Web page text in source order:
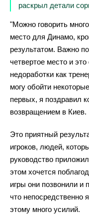
раскрыл детали
"Можно говорить
место для Динамо,
результатом. Важно
четвертое место и
недоработки как
могу обойти
первых, я поздравил
возвращением в Киев.
Это приятный
игроков, людей,
руководство
этом хочется
игры они позвонили и
что непосредственно
этому много усилий.